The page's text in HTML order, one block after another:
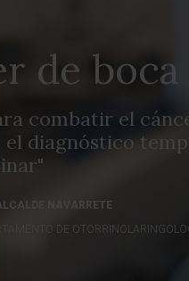
de boca
combatir el
el diagnóstico
NAVARRETE
DE